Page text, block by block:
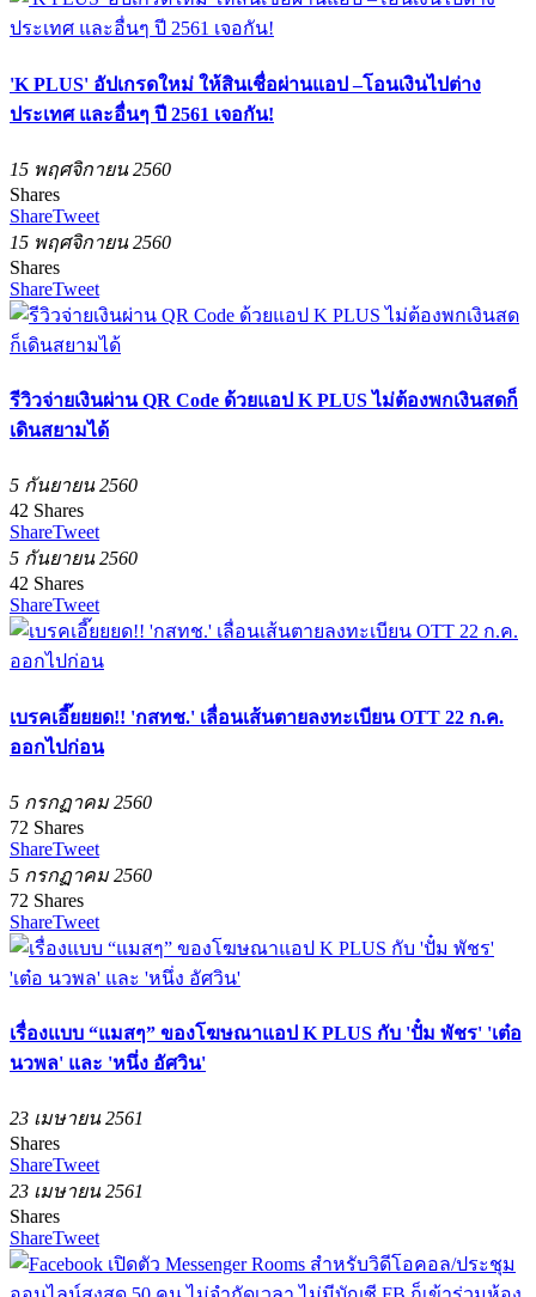
'K PLUS' อัปเกรดใหม่ ให้สินเชื่อผ่านแอป –โอนเงินไปต่าง
ประเทศ และอื่นๆ ปี 2561 เจอกัน!
15 พฤศจิกายน 2560
Shares
ShareTweet
15 พฤศจิกายน 2560
Shares
ShareTweet
รีวิวจ่ายเงินผ่าน QR Code ด้วยแอป K PLUS ไม่ต้องพกเงินสดก็
เดินสยามได้
5 กันยายน 2560
42 Shares
ShareTweet
5 กันยายน 2560
42 Shares
ShareTweet
เบรคเอี๊ยยยด!! 'กสทช.' เลื่อนเส้นตายลงทะเบียน OTT 22 ก.ค.
ออกไปก่อน
5 กรกฏาคม 2560
72 Shares
ShareTweet
5 กรกฏาคม 2560
72 Shares
ShareTweet
เรื่องแบบ “แมสๆ” ของโฆษณาแอป K PLUS กับ 'ปั๋ม พัชร' 'เต๋อ
นวพล' และ 'หนึ่ง อัศวิน'
23 เมษายน 2561
Shares
ShareTweet
23 เมษายน 2561
Shares
ShareTweet